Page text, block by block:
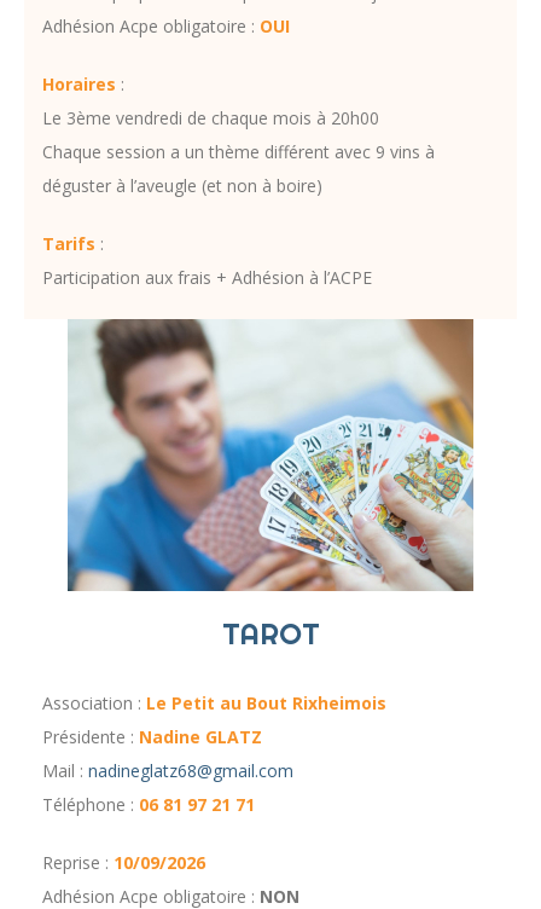
Adhésion Acpe obligatoire : OUI
Horaires :
Le 3ème vendredi de chaque mois à 20h00
Chaque session a un thème différent avec 9 vins à
déguster à l’aveugle (et non à boire)
Tarifs :
Participation aux frais + Adhésion à l’ACPE
TAROT
Association : Le Petit au Bout Rixheimois
Présidente : Nadine GLATZ
Mail : nadineglatz68@gmail.com
Téléphone : 06 81 97 21 71
Reprise : 10/09/2026
Adhésion Acpe obligatoire : NON